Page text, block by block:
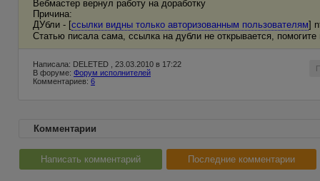
Вебмастер вернул работу на доработку
Причина:
ДУбли - [ссылки видны только авторизованным пользователям]
Статью писала сама, ссылка на дубли не открывается, помогите
Написала: DELETED , 23.03.2010 в 17:22
В форуме: Форум исполнителей
Комментариев: 6
Комментарии
Написать комментарий Последние комментарии